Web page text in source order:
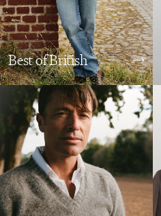
Best of British